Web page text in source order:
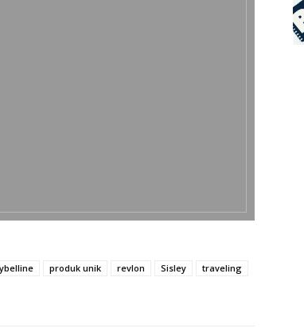
produk unik revlon Sisley
traveling